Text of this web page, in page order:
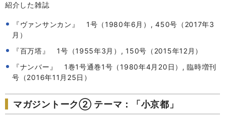
紹介した雑誌
『ヴァンサンカン』 1号（1980年6月）, 450号（2017年3
月）
『百万塔』 1号（1955年3月）, 150号（2015年12月）
『ナンバー』 1巻1号通巻1号（1980年4月20日）, 臨時増刊
号（2016年11月25日）
マガジントーク② テーマ：「小京都」